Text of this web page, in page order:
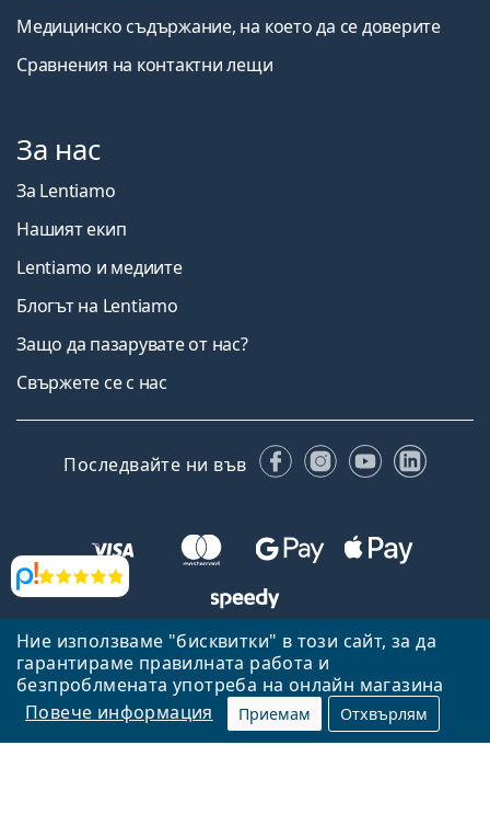
Ние използваме "бисквитки" в този сайт, за да
гарантираме правилната работа и
безпроблмената употреба на онлайн магазина
Повече информация
Приемам Отхвърлям
Прегледи
Медицинско съдържание, на което да се доверите
Сравнения на контактни лещи
За нас
За Lentiamo
Нашият екип
Lentiamo и медиите
Блогът на Lentiamo
Защо да пазарувате от нас?
Свържете се с нас
Последвайте ни във FacebookInstagram
YouTube
Назад към началната страница
Нагоре
Lentiamo.bg е собственост и се управлява от Lentiamo s.r.o.,
Република Чехия
Тук сме за вас в продължение на 18 години.